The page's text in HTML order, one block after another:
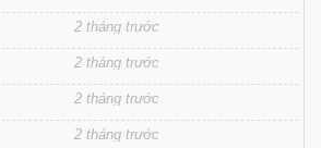
2 tháng trước
2 tháng trước
2 tháng trước
2 tháng trước